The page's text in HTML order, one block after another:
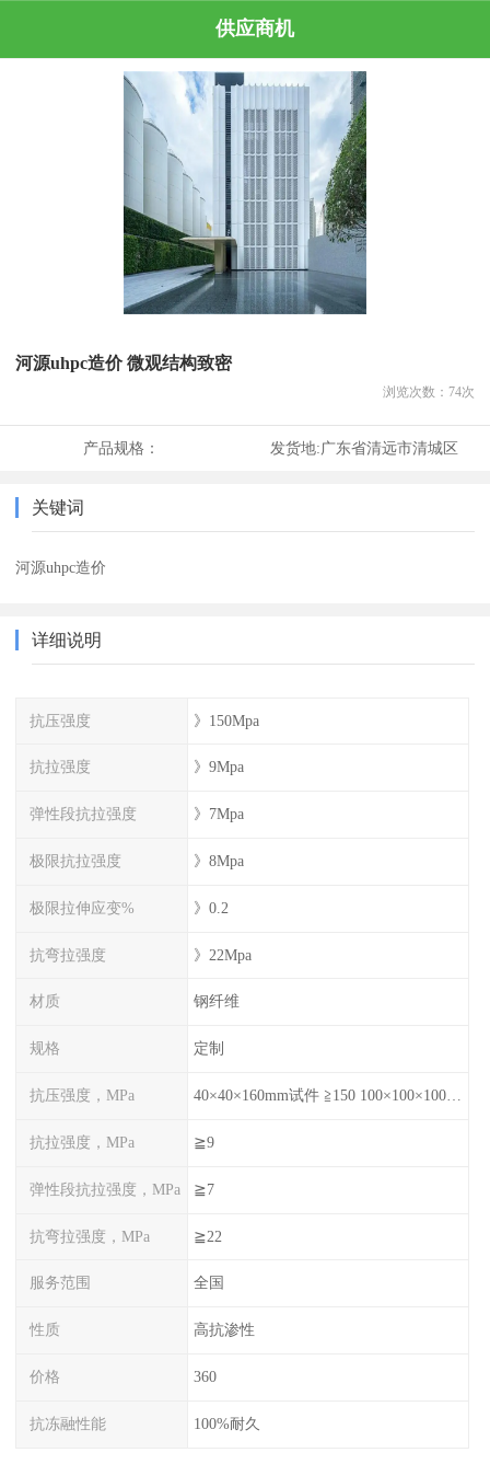
供应商机
河源uhpc造价 微观结构致密
浏览次数： 74次
产品规格： 发货地:广东省清远市清城区
关键词
河源uhpc造价
详细说明
抗压强度 》150Mpa
抗拉强度 》9Mpa
弹性段抗拉强度 》7Mpa
极限抗拉强度 》8Mpa
极限拉伸应变% 》0.2
抗弯拉强度 》22Mpa
材质 钢纤维
规格 定制
抗压强度，MPa 40×40×160mm试件 ≧150 100×100×100mm试件≧120
抗拉强度，MPa ≧9
弹性段抗拉强度，MPa ≧7
抗弯拉强度，MPa ≧22
服务范围 全国
性质 高抗渗性
价格 360
抗冻融性能 100%耐久